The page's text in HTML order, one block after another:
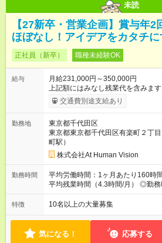
未読
【27新卒・営業企画】賞与年
ほぼなし！アイデアをカタチ
正社員（新卒） 職種未経験OK
給与
月給231,000円～350,000円
上記額にはみなし残業代を含みま
ます。 みなし残業代 24,000円 ～
間 15時間／月 【給与】 月給
（固定残業代 24，000円） 賞与：
給：年２回（3月、9月) 試用期間
業代（月15時間分）が含まれた 金
で全額支給。 【頑張りを給与・キャリアに還元します】 年に2
回⼈事評価があり等級が決まりま
のため、若い内からでも頑張り次
⼀般職（20～31万円）→リーダー
～58万円） 【試用期間】試用期間あり 試用期間の長さ：6ヶ月
※ 雇用形態と給与に、本採用時と
形態：本採用時と同じです。 給与
円 上記額にはみなし残業代を含み
たします。 みなし残業代 24,000円
交通費別途支給あり
勤務地
東京都千代田区
東京都東京都千代田区有楽町２丁
町駅）
株式会社At Human Vision
勤務時間
平均労働時間：1ヶ月あたり160
平均残業時間（4.3時間/月） ◎勤
より異なります。 ※＜シフト例
20:00 平均労働時間：1ヶ月あたり160時間 ◎実働8時間・休憩1
先に より異なります。 ※＜シフ
～20:00
特徴 10名以上の大量募集
気になる！ 応募する